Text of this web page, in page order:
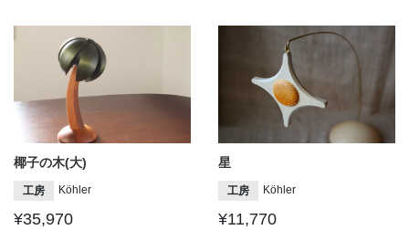
椰子の木(大)
工房 Köhler
¥35,970
星
工房 Köhler
¥11,770